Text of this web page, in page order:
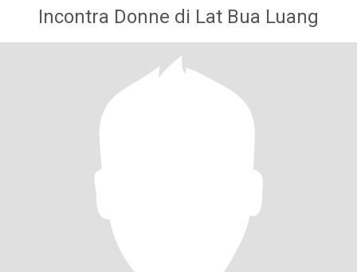
Incontra Donne di Lat Bua Luang